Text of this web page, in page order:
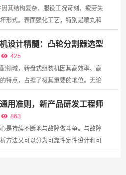
其结构复杂、服役工况苛刻，疲劳失
形式。表面强化工艺，特别是喷丸和
为提升其疲劳寿命的有效手段。本...
设计精髓：凸轮分割器选型
坑指南
425
领域，转盘式组装机因其高效率、高
特点，占据了极其重要的地位。无论
对的主力。 然而，设计一台稳定、高
用准则，新产品研发工程师
识。
863
是持续不断地与故障做斗争。与故障
方法又可以分为可靠性定性设计和可